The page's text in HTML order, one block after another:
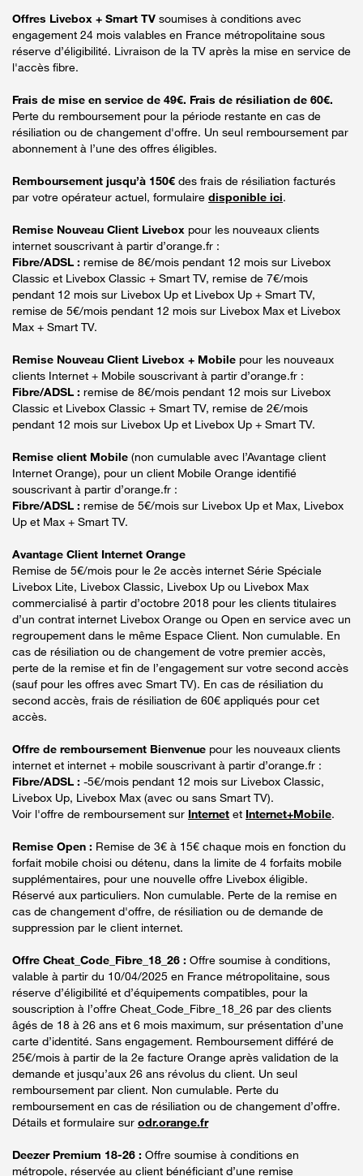
Offres Livebox + Smart TV soumises à conditions avec
engagement 24 mois valables en France métropolitaine sous
réserve d’éligibilité. Livraison de la TV après la mise en service de
l'accès fibre.
Frais de mise en service de 49€. Frais de résiliation de 60€.
Perte du remboursement pour la période restante en cas de
résiliation ou de changement d'offre. Un seul remboursement par
abonnement à l’une des offres éligibles.
Remboursement jusqu’à 150€ des frais de résiliation facturés
par votre opérateur actuel, formulaire disponible ici.
Remise Nouveau Client Livebox pour les nouveaux clients
internet souscrivant à partir d’orange.fr :
Fibre/ADSL : remise de 8€/mois pendant 12 mois sur Livebox
Classic et Livebox Classic + Smart TV, remise de 7€/mois
pendant 12 mois sur Livebox Up et Livebox Up + Smart TV,
remise de 5€/mois pendant 12 mois sur Livebox Max et Livebox
Max + Smart TV.
Remise Nouveau Client Livebox + Mobile pour les nouveaux
clients Internet + Mobile souscrivant à partir d’orange.fr :
Fibre/ADSL : remise de 8€/mois pendant 12 mois sur Livebox
Classic et Livebox Classic + Smart TV, remise de 2€/mois
pendant 12 mois sur Livebox Up et Livebox Up + Smart TV.
Remise client Mobile (non cumulable avec l’Avantage client
Internet Orange), pour un client Mobile Orange identifié
souscrivant à partir d’orange.fr :
Fibre/ADSL : remise de 5€/mois sur Livebox Up et Max, Livebox
Up et Max + Smart TV.
Avantage Client Internet Orange
Remise de 5€/mois pour le 2e accès internet Série Spéciale
Livebox Lite, Livebox Classic, Livebox Up ou Livebox Max
commercialisé à partir d’octobre 2018 pour les clients titulaires
d’un contrat internet Livebox Orange ou Open en service avec un
regroupement dans le même Espace Client. Non cumulable. En
cas de résiliation ou de changement de votre premier accès,
perte de la remise et fin de l’engagement sur votre second accès
(sauf pour les offres avec Smart TV). En cas de résiliation du
second accès, frais de résiliation de 60€ appliqués pour cet
accès.
Offre de remboursement Bienvenue pour les nouveaux clients
internet et internet + mobile souscrivant à partir d’orange.fr :
Fibre/ADSL : -5€/mois pendant 12 mois sur Livebox Classic,
Livebox Up, Livebox Max (avec ou sans Smart TV).
Voir l'offre de remboursement sur Internet et Internet+Mobile.
Remise Open : Remise de 3€ à 15€ chaque mois en fonction du
forfait mobile choisi ou détenu, dans la limite de 4 forfaits mobile
supplémentaires, pour une nouvelle offre Livebox éligible.
Réservé aux particuliers. Non cumulable. Perte de la remise en
cas de changement d'offre, de résiliation ou de demande de
suppression par le client internet.
Offre Cheat_Code_Fibre_18_26 : Offre soumise à conditions,
valable à partir du 10/04/2025 en France métropolitaine, sous
réserve d’éligibilité et d’équipements compatibles, pour la
souscription à l’offre Cheat_Code_Fibre_18_26 par des clients
âgés de 18 à 26 ans et 6 mois maximum, sur présentation d’une
carte d’identité. Sans engagement. Remboursement différé de
25€/mois à partir de la 2e facture Orange après validation de la
demande et jusqu’aux 26 ans révolus du client. Un seul
remboursement par client. Non cumulable. Perte du
remboursement en cas de résiliation ou de changement d’offre.
Détails et formulaire sur odr.orange.fr
Deezer Premium 18-26 : Offre soumise à conditions en
métropole, réservée au client bénéficiant d’une remise